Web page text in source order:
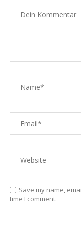
Save my name,
time I comment.